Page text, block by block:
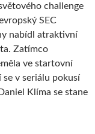
challenge
SEC
nabídl atraktivní
Zatímco
ve startovní
v seriálu pokusí
Klíma se stane